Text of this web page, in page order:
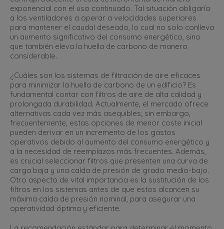
exponencial con el uso continuado. Tal situación obligaría
a los ventiladores a operar a velocidades superiores
para mantener el caudal deseado, lo cual no solo conlleva
un aumento significativo del consumo energético, sino
que también eleva la huella de carbono de manera
considerable.
¿Cuáles son los sistemas de filtración de aire eficaces
para minimizar la huella de carbono de un edificio? Es
fundamental contar con filtros de aire de alta calidad y
prolongada durabilidad. Actualmente, el mercado ofrece
alternativas cada vez más asequibles; sin embargo,
frecuentemente, estas opciones de menor coste inicial
pueden derivar en un incremento de los gastos
operativos debido al aumento del consumo energético y
a la necesidad de reemplazos más frecuentes. Además,
es crucial seleccionar filtros que presenten una curva de
carga baja y una caída de presión de grado medio-bajo.
Otro aspecto de vital importancia es la sustitución de los
filtros en los sistemas antes de que estos alcancen su
máxima caída de presión nominal, para asegurar una
operatividad óptima y eficiente.